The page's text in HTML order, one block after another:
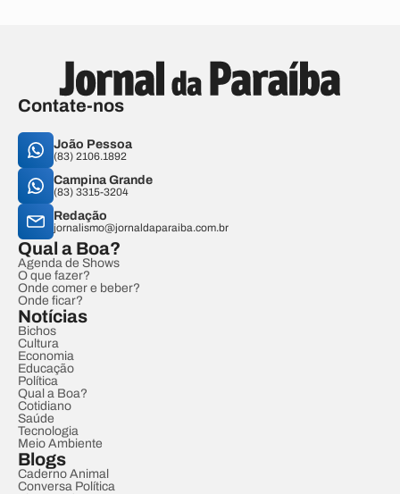
Contate-nos
João Pessoa
(83) 2106.1892
Campina Grande
(83) 3315-3204
Redação
jornalismo@jornaldaparaiba.com.br
Qual a Boa?
Agenda de Shows
O que fazer?
Onde comer e beber?
Onde ficar?
Notícias
Bichos
Cultura
Economia
Educação
Política
Qual a Boa?
Cotidiano
Saúde
Tecnologia
Meio Ambiente
Blogs
Caderno Animal
Conversa Política